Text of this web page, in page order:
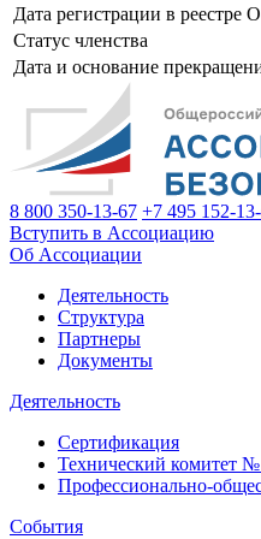
Дата регистрации в реестре
Статус членства
Дата и основание
8 800 350-13-67 +7 495 152-
Вступить в Ассоциацию
Об Ассоциации
Деятельность
Структура
Партнеры
Документы
Деятельность
Сертификация
Технический комитет
Профессионально-
События